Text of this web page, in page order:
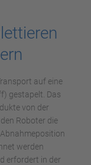
auf eine
gestapelt. Das
von der
Roboter die
werden
erfordert in der